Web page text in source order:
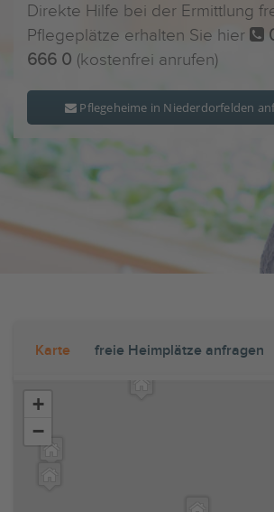
Direkte Hilfe bei der Ermittlung
Pflegeplätze erhalten Sie hier
666 0 (kostenfrei anrufen)
Pflegeheime in Niederdorfelden
Karte freie Heimplätze anfragen
+
−